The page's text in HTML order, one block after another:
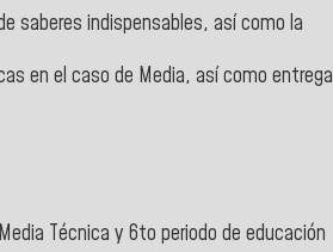
saberes indispensables, así como la
en el caso de Media, así como entrega
Técnica y 6to periodo de educación